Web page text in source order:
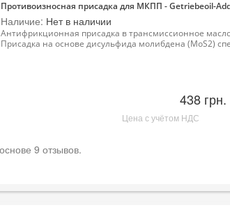
Противоизносная присадка для МКПП - Getriebeoil-
Наличие: Нет в наличии
Антифрикционная присадка в трансмиссионное
Присадка на основе дисульфида молибдена (MoS2)
438 грн.
Цена с учётом НДС